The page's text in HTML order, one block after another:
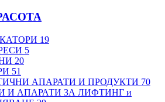
19
5
20
51
АПАРАТИ И ПРОДУКТИ 70
И АПАРАТИ ЗА ЛИФТИНГ и